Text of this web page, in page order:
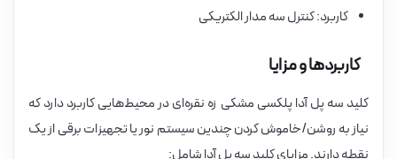
کاربرد: کنترل سه مدار الکتریکی
کاربردها و مزایا
کلید سه پل آدا پلکسی مشکی زه نقره‌ای در محیط‌هایی کاربرد دارد که
نیاز به روشن/خاموش کردن چندین سیستم نور یا تجهیزات برقی از یک
نقطه دارند. مزایای کلید سه پل آدا شامل: